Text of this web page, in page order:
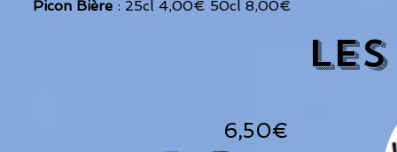
Picon Bière: 25cl 4,00€ 50cl 8,00€
6,50€